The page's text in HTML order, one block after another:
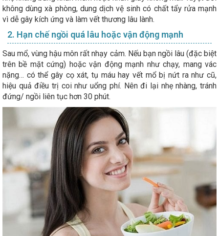
không dùng xà phòng, dung dịch vệ sinh có chất tẩy rửa mạnh
vì dễ gây kích ứng và làm vết thương lâu lành.
2. Hạn chế ngồi quá lâu hoặc vận động mạnh
Sau mổ, vùng hậu môn rất nhạy cảm. Nếu bạn ngồi lâu (đặc biệt
trên bề mặt cứng) hoặc vận động mạnh như chạy, mang vác
nặng… có thể gây cọ xát, tụ máu hay vết mổ bị nứt ra như cũ,
hiệu quả điều trị coi như uổng phí. Nên đi lại nhẹ nhàng, tránh
đứng/ ngồi liên tục hơn 30 phút.